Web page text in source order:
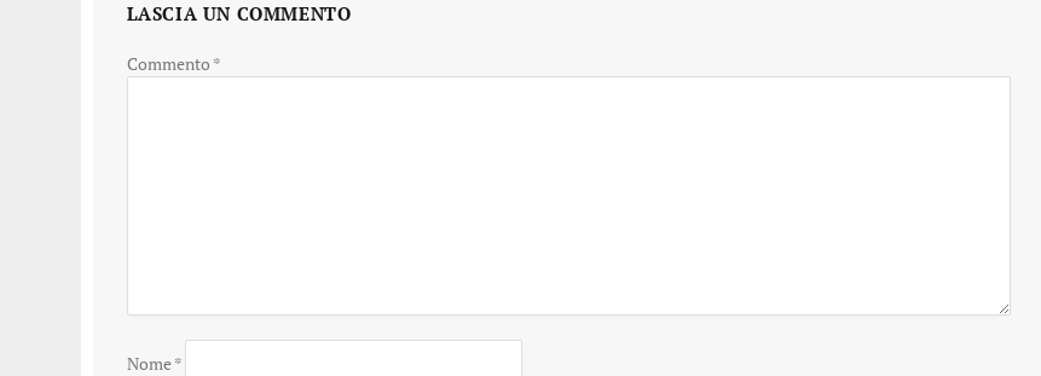
LASCIA UN COMMENTO
Commento *
Nome*